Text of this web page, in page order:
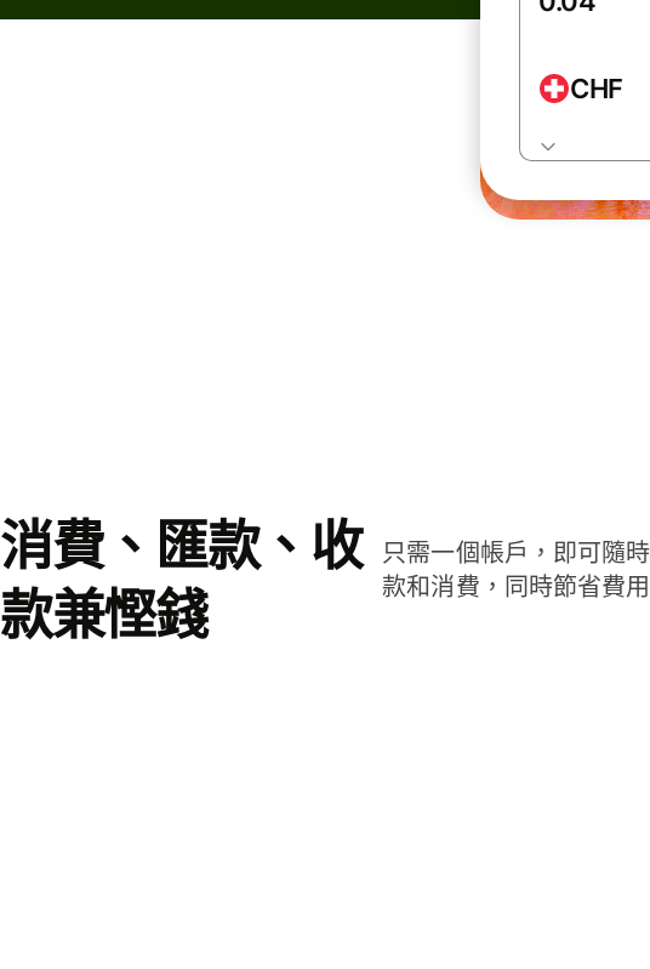
CHF
消費、匯款、收
款兼慳錢
只需一個帳戶，即可隨
款和消費，同時節省費用